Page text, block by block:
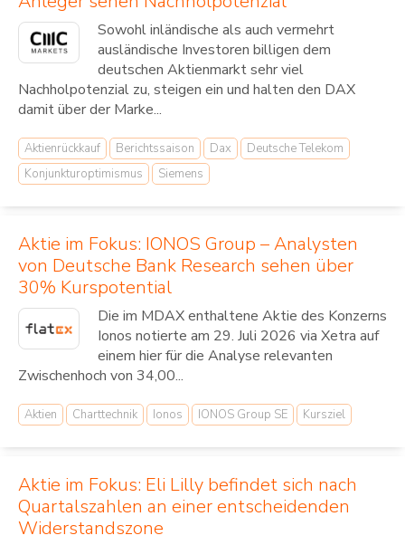
Sowohl inländische als auch vermehrt
ausländische Investoren billigen dem
deutschen Aktienmarkt sehr viel
Nachholpotenzial zu, steigen ein und halten den DAX
damit über der Marke...
Aktienrückkauf Berichtssaison Dax
Deutsche Telekom
Konjunkturoptimismus
Siemens
Aktie im Fokus: IONOS Group – Analysten
von Deutsche Bank Research sehen über
30% Kurspotential
Die im MDAX enthaltene Aktie des Konzerns
Ionos notierte am 29. Juli 2026 via Xetra auf
einem hier für die Analyse relevanten
Zwischenhoch von 34,00...
Aktien Charttechnik Ionos IONOS Group SE Kursziel
Aktie im Fokus: Eli Lilly befindet sich nach
Quartalszahlen an einer entscheidenden
Widerstandszone